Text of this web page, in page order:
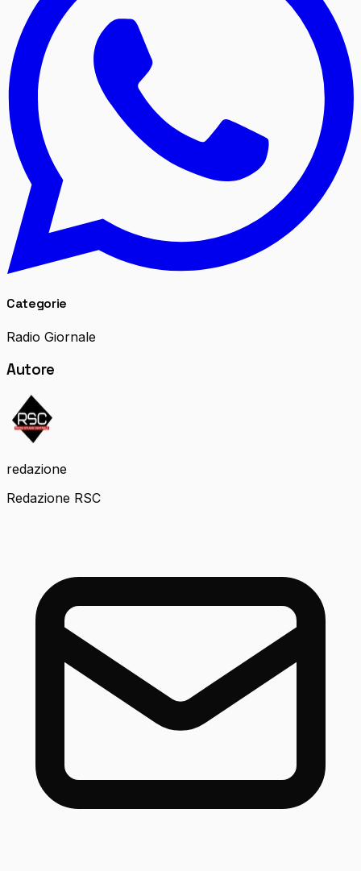
Categorie
Radio Giornale
Autore
redazione
Redazione RSC